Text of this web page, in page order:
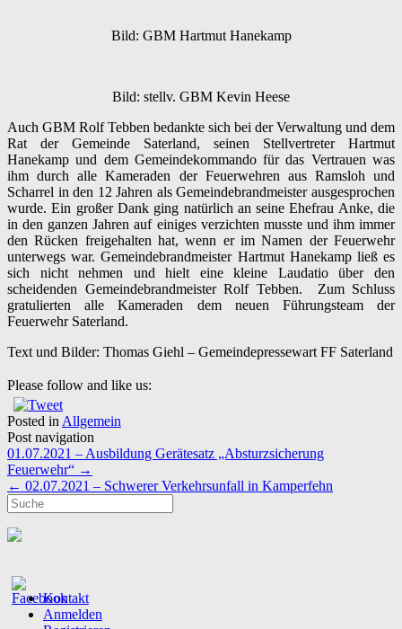
Bild: GBM Hartmut Hanekamp
Bild: stellv. GBM Kevin Heese
Auch GBM Rolf Tebben bedankte sich bei der Verwaltung und dem
Rat der Gemeinde Saterland, seinen Stellvertreter Hartmut
Hanekamp und dem Gemeindekommando für das Vertrauen was
ihm durch alle Kameraden der Feuerwehren aus Ramsloh und
Scharrel in den 12 Jahren als Gemeindebrandmeister ausgesprochen
wurde. Ein großer Dank ging natürlich an seine Ehefrau Anke, die
in den ganzen Jahren auf einiges verzichten musste und ihm immer
den Rücken freigehalten hat, wenn er im Namen der Feuerwehr
unterwegs war. Gemeindebrandmeister Hartmut Hanekamp ließ es
sich nicht nehmen und hielt eine kleine Laudatio über den
scheidenden Gemeindebrandmeister Rolf Tebben. Zum Schluss
gratulierten alle Kameraden dem neuen Führungsteam der
Feuerwehr Saterland.
Text und Bilder: Thomas Giehl – Gemeindepressewart FF Saterland
Please follow and like us:
Posted in Allgemein
Post navigation
01.07.2021 – Ausbildung Gerätesatz „Absturzsicherung
Feuerwehr“ →
← 02.07.2021 – Schwerer Verkehrsunfall in Kamperfehn
Kontakt
Anmelden